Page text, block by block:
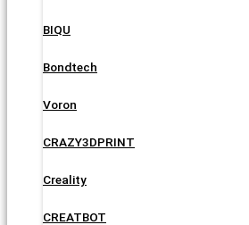
BIQU
Bondtech
Voron
CRAZY3DPRINT
Creality
CREATBOT